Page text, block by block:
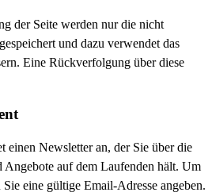
der Seite werden nur die nicht
und dazu verwendet das
Eine Rückverfolgung über diese
einen Newsletter an, der Sie über die
Angebote auf dem Laufenden hält. Um
Sie eine gültige Email-Adresse angeben.